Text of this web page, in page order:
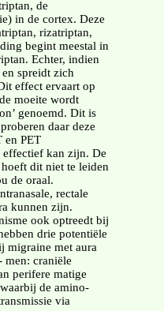
de
in de cortex. Deze
rizatriptan,
begint meestal in
Echter, indien
spreidt zich
effect ervaart op
moeite wordt
genoemd. Dit is
daar deze
en PET
kan zijn. De
dit niet te leiden
de oraal.
rectale
kunnen zijn.
ook optreedt bij
drie potentiële
migraine met aura
men: craniële
perifere matige
de amino-
via